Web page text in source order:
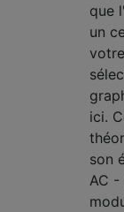
que
un
ici.
son
AC -